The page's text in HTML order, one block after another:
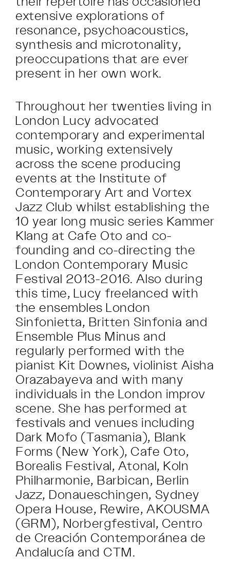
extensive explorations of
resonance, psychoacoustics,
synthesis and microtonality,
preoccupations that are ever
present in her own work.
Throughout her twenties living in
London Lucy advocated
contemporary and experimental
music, working extensively
across the scene producing
events at the Institute of
Contemporary Art and Vortex
Jazz Club whilst establishing the
10 year long music series Kammer
Klang at Cafe Oto and co-
founding and co-directing the
London Contemporary Music
Festival 2013-2016. Also during
this time, Lucy freelanced with
the ensembles London
Sinfonietta, Britten Sinfonia and
Ensemble Plus Minus and
regularly performed with the
pianist Kit Downes, violinist Aisha
Orazabayeva and with many
individuals in the London improv
scene. She has performed at
festivals and venues including
Dark Mofo (Tasmania), Blank
Forms (New York), Cafe Oto,
Borealis Festival, Atonal, Koln
Philharmonie, Barbican, Berlin
Jazz, Donaueschingen, Sydney
Opera House, Rewire, AKOUSMA
(GRM), Norbergfestival, Centro
de Creación Contemporánea de
Andalucía and CTM.